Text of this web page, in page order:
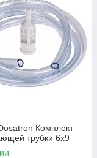
Комплект
трубки 6х9